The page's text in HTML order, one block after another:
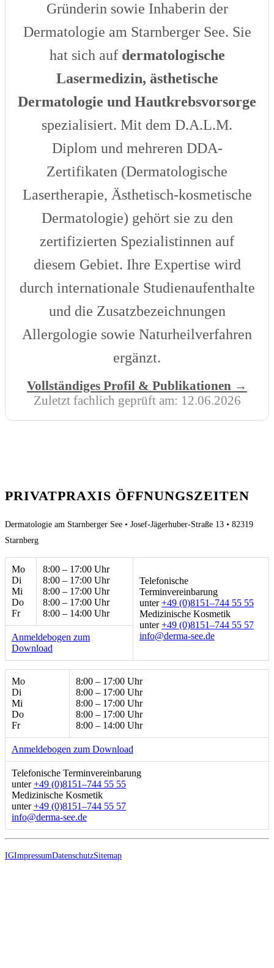
Gründerin sowie Inhaberin der
Dermatologie am Starnberger See. Sie
hat sich auf dermatologische
Lasermedizin, ästhetische
Dermatologie und Hautkrebsvorsorge
spezialisiert. Mit dem D.A.L.M.
Diplom und mehreren DDA-
Zertifikaten (Dermatologische
Lasertherapie, Ästhetisch-kosmetische
Dermatologie) gehört sie zu den
zertifizierten Spezialistinnen auf
diesem Gebiet. Ihre Expertise wird
durch internationale Studienaufenthalte
und die Zusatzbezeichnungen
Allergologie sowie Naturheilverfahren
ergänzt.
Vollständiges Profil & Publikationen →
Zuletzt fachlich geprüft am: 12.06.2026
PRIVATPRAXIS ÖFFNUNGSZEITEN
Dermatologie am Starnberger See • Josef-Jägerhuber-Straße 13 • 82319
Starnberg
Mo
Di
Mi
Do
Fr
8:00 – 17:00 Uhr
8:00 – 17:00 Uhr
8:00 – 17:00 Uhr
8:00 – 17:00 Uhr
8:00 – 14:00 Uhr
Telefonische
Terminvereinbarung
unter+49 (0)8151–744 55 55
Medizinische Kosmetik
unter+49 (0)8151–744 55 57
ed.ees-amred@ofni
Anmeldebogen zum
Download
Mo
Di
Mi
Do
Fr
8:00 – 17:00 Uhr
8:00 – 17:00 Uhr
8:00 – 17:00 Uhr
8:00 – 17:00 Uhr
8:00 – 14:00 Uhr
Anmeldebogen zum Download
Telefonische Terminvereinbarung
unter+49 (0)8151–744 55 55
Medizinische Kosmetik
unter+49 (0)8151–744 55 57
ed.ees-amred@ofni
IGImpressumDatenschutzSitemap